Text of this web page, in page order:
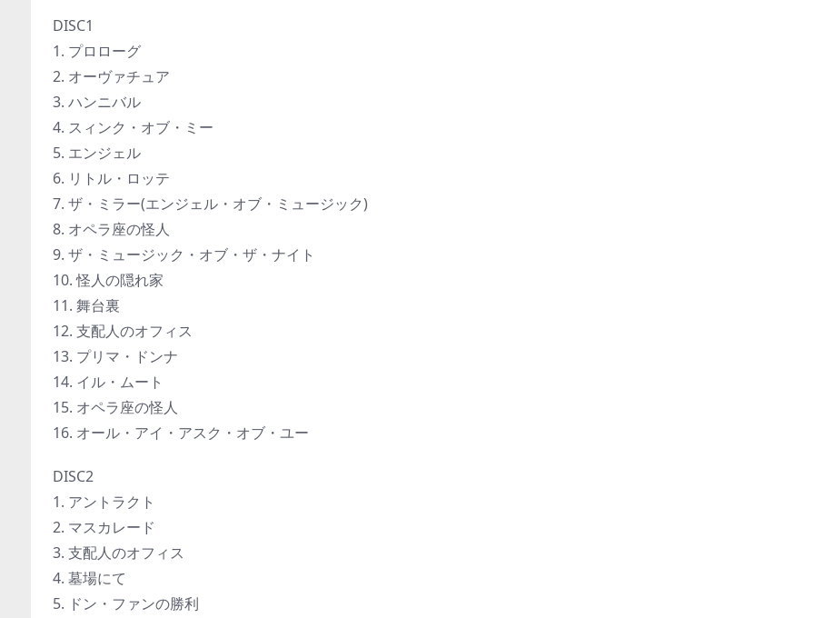
DISC1
1. プロローグ
2. オーヴァチュア
3. ハンニバル
4. スィンク・オブ・ミー
5. エンジェル
6. リトル・ロッテ
7. ザ・ミラー(エンジェル・オブ・ミュージック)
8. オペラ座の怪人
9. ザ・ミュージック・オブ・ザ・ナイト
10. 怪人の隠れ家
11. 舞台裏
12. 支配人のオフィス
13. プリマ・ドンナ
14. イル・ムート
15. オペラ座の怪人
16. オール・アイ・アスク・オブ・ユー
DISC2
1. アントラクト
2. マスカレード
3. 支配人のオフィス
4. 墓場にて
5. ドン・ファンの勝利